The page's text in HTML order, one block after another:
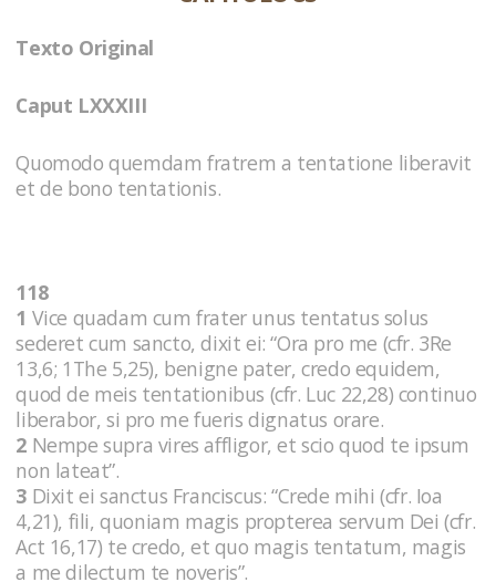
Texto Original
Caput LXXXIII
Quomodo quemdam fratrem a tentatione liberavit
et de bono tentationis.
118
1 Vice quadam cum frater unus tentatus solus
sederet cum sancto, dixit ei: “Ora pro me (cfr. 3Re
13,6; 1The 5,25), benigne pater, credo equidem,
quod de meis tentationibus (cfr. Luc 22,28) continuo
liberabor, si pro me fueris dignatus orare.
2 Nempe supra vires affligor, et scio quod te ipsum
non lateat”.
3 Dixit ei sanctus Franciscus: “Crede mihi (cfr. Ioa
4,21), fili, quoniam magis propterea servum Dei (cfr.
Act 16,17) te credo, et quo magis tentatum, magis
a me dilectum te noveris”.